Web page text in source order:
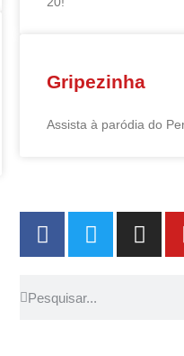
Gripezinha
Assista à paródia do